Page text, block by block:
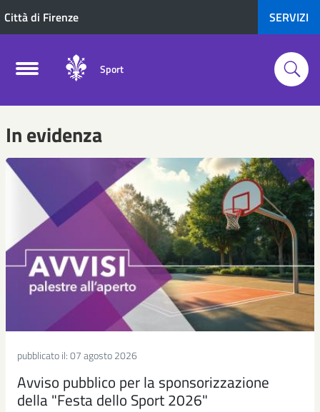
Città di Firenze SERVIZI
Sport
In evidenza
pubblicato il:07 agosto 2026
Avviso pubblico per la sponsorizzazione
della "Festa dello Sport 2026"